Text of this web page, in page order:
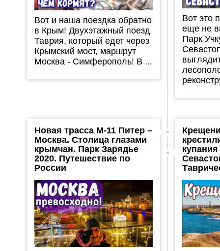
Вот это
еще не
Парк
Вот и наша поездка обратно
в Крым! Двухэтажный поезд
Таврия, который едет через
Крымский мост, маршрут
Москва - Симферополь! В ...
Новая трасса М-11 Питер –
Москва. Столица глазами
крымчан. Парк Зарядье
2020. Путешествие по
России